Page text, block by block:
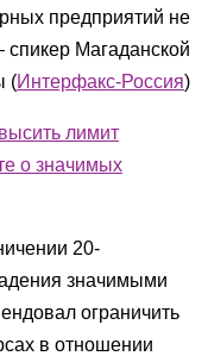
предприятий не
спикер Магаданской
(Интерфакс-Россия)
лимит
о значимых
20-
значимыми
ограничить
в отношении